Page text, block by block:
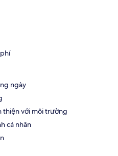
ngày
thiện với môi trường
cá nhân